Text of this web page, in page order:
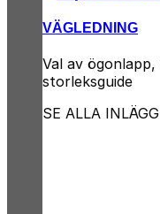
VÄGLEDNING
Val av
storleksguide
SE ALLA INLÄGG